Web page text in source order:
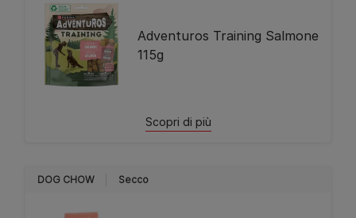
Adventuros Training Salmone
115g
Scopri di più
DOG CHOW Secco